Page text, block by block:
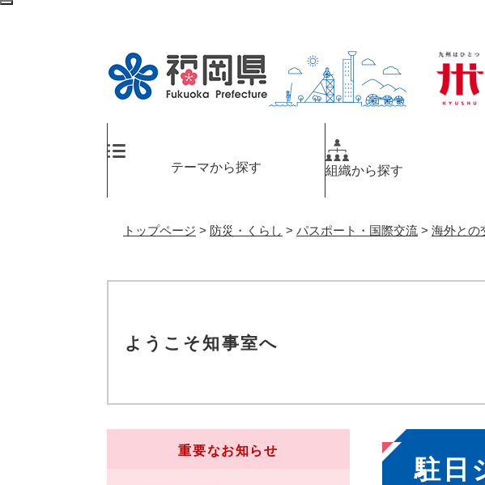
ペ
メ
テーマから探す 組織から探す
トップページ > 防災・くらし > パスポート・国際交流 > 海外との
ようこそ知事室へ
本
文
駐日
重要なお知らせ